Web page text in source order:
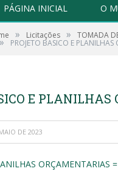
PÁGINA INICIAL O
» Licitações » TOMADA
» PROJETO BASICO E
E
DE 2023
ORÇAMENTARIAS